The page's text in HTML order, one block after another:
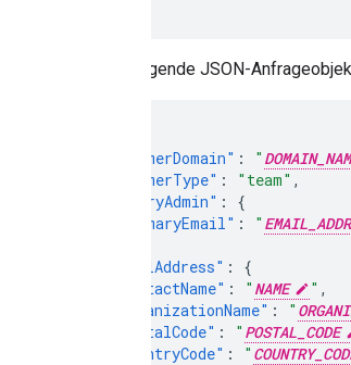
Das folgende JSON-
"customerDomain" : "
"customerType" : "team" ,
"primaryAdmin" :
{
"primaryEmail" : "
"postalAddress" :
{
"contactName" : " NAME " ,
"organizationName" : "
"postalCode" : " POSTAL_CODE
"countryCode" : "